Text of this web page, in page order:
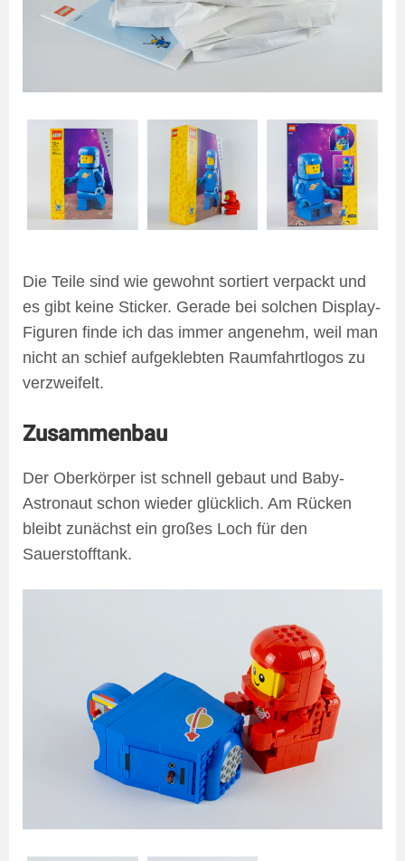
Die Teile sind wie gewohnt sortiert verpackt und
es gibt keine Sticker. Gerade bei solchen Display-
Figuren finde ich das immer angenehm, weil man
nicht an schief aufgeklebten Raumfahrtlogos zu
verzweifelt.
Zusammenbau
Der Oberkörper ist schnell gebaut und Baby-
Astronaut schon wieder glücklich. Am Rücken
bleibt zunächst ein großes Loch für den
Sauerstofftank.